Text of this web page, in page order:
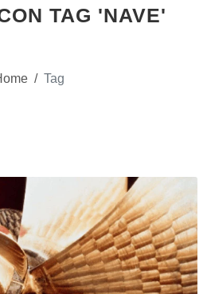
TAG 'NAVE'
/ Tag